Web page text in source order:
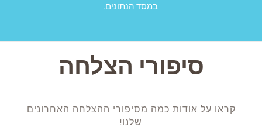
במסד הנתונים.
סיפורי הצלחה
קראו על אודות כמה מסיפורי ההצלחה האחרונים
שלנו!